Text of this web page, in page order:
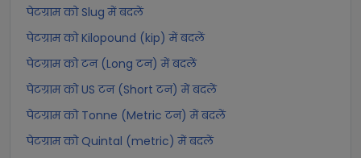
पेटग्राम को Slug में बदलें
पेटग्राम को Kilopound (kip) में बदलें
पेटग्राम को टन (Long टन) में बदलें
पेटग्राम को US टन (Short टन) में बदलें
पेटग्राम को Tonne (Metric टन) में बदलें
पेटग्राम को Quintal (metric) में बदलें